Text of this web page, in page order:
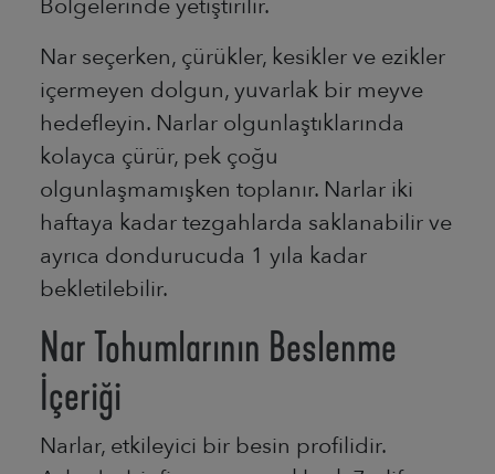
Nar seçerken, çürükler, kesikler ve ezikler
içermeyen dolgun, yuvarlak bir meyve
hedefleyin. Narlar olgunlaştıklarında
kolayca çürür, pek çoğu
olgunlaşmamışken toplanır. Narlar iki
haftaya kadar tezgahlarda saklanabilir ve
ayrıca dondurucuda 1 yıla kadar
bekletilebilir.
Nar Tohumlarının Beslenme
İçeriği
Narlar, etkileyici bir besin profilidir.